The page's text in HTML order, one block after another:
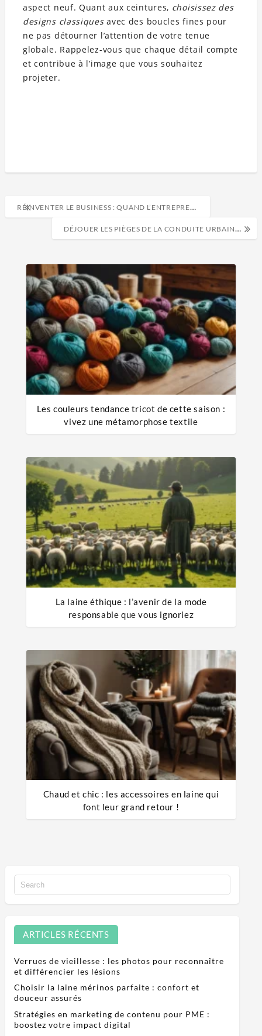
aspect neuf. Quant aux ceintures, choisissez des
designs classiquesavec des boucles fines pour
ne pas détourner l’attention de votre tenue
globale. Rappelez-vous que chaque détail compte
et contribue à l’image que vous souhaitez
projeter.
RÉINVENTER LE BUSINESS : QUAND L’ENTREPRENEURIAT DIGITAL DÉFIE LES RÈGLES ÉTABLIES
DÉJOUER LES PIÈGES DE LA CONDUITE URBAINE : L’ART DE ROULER SEREINEMENT EN VILLE
Les couleurs tendance tricot de cette saison :
vivez une métamorphose textile
La laine éthique : l’avenir de la mode
responsable que vous ignoriez
Chaud et chic : les accessoires en laine qui
font leur grand retour !
ARTICLES RÉCENTS
Verrues de vieillesse : les photos pour reconnaître
et différencier les lésions
Choisir la laine mérinos parfaite : confort et
douceur assurés
Stratégies en marketing de contenu pour PME :
boostez votre impact digital